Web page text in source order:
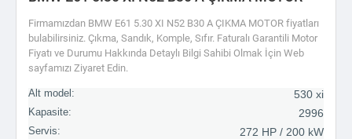
Firmamızdan BMW E61 5.30 XI N52 B30 A ÇIKMA MOTOR fiyatları
bulabilirsiniz. Çıkma, Sandık, Komple, Sıfır. Faturalı Garantili Motor
Fiyatı ve Durumu Hakkında Detaylı Bilgi Sahibi Olmak İçin Web
sayfamızı Ziyaret Edin.
Alt model: 530 xi
Kapasite: 2996
Servis: 272 HP / 200 kW